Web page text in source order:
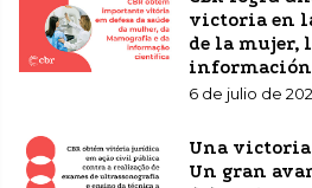
victoria en
de la mujer,
6 de julio de
Una
Un gran